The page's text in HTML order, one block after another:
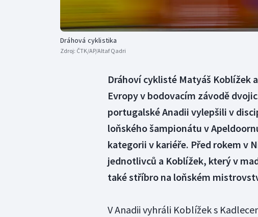
Dráhová cyklistika
Zdroj: ČTK/AP/Altaf Qadri
Dráhoví cyklisté Matyáš Koblížek
Evropy v bodovacím závodě
portugalské Anadii vylepšili v
loňského šampionátu v
kategorii v kariéře. Před rokem v
jednotlivců a Koblížek, který v
také stříbro na loňském
V Anadii vyhráli Koblížek s